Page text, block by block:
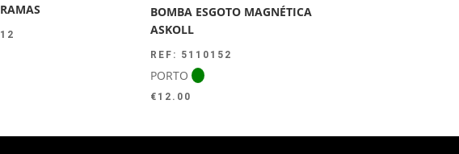
BOMBA ESGOTO MAGNÉTICA
ASKOLL
REF: 5110152
PORTO
€ 12.00